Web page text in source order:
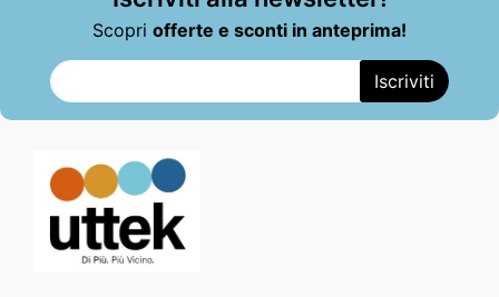
Scopri offerte e sconti in anteprima!